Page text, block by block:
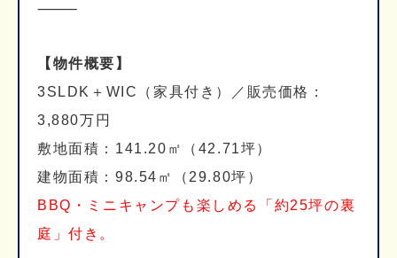
⸻
【物件概要】
3SLDK＋WIC（家具付き）／販売価格：
3,880万円
敷地面積：141.20㎡（42.71坪）
建物面積：98.54㎡（29.80坪）
BBQ・ミニキャンプも楽しめる「約25坪の裏
庭」付き。